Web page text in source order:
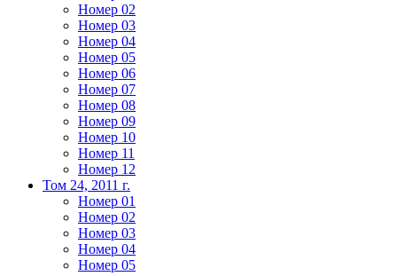
Номер 02
Номер 03
Номер 04
Номер 05
Номер 06
Номер 07
Номер 08
Номер 09
Номер 10
Номер 11
Номер 12
Том 24, 2011 г.
Номер 01
Номер 02
Номер 03
Номер 04
Номер 05